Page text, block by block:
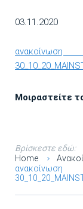
03.11.2020
Μοιραστείτε
Βρίσκεστε εδώ:
Home